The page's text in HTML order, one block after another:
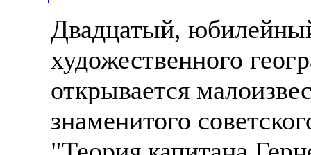
Двадцатый,
художественного
открывается
знаменитого